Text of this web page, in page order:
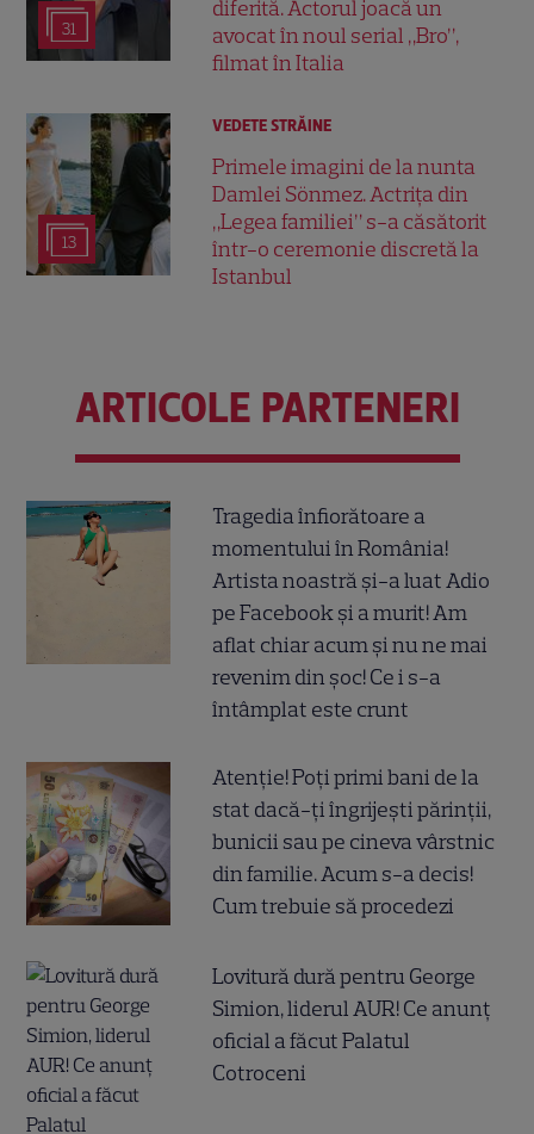
31
diferită. Actorul joacă un
avocat în noul serial „Bro”,
filmat în Italia
13
VEDETE STRĂINE
Primele imagini de la nunta
Damlei Sönmez. Actrița din
„Legea familiei” s-a căsătorit
într-o ceremonie discretă la
Istanbul
ARTICOLE PARTENERI
Tragedia înfiorătoare a
momentului în România!
Artista noastră și-a luat Adio
pe Facebook și a murit! Am
aflat chiar acum și nu ne mai
revenim din șoc! Ce i s-a
întâmplat este crunt
Atenție! Poți primi bani de la
stat dacă-ți îngrijești părinții,
bunicii sau pe cineva vârstnic
din familie. Acum s-a decis!
Cum trebuie să procedezi
Lovitură dură pentru George
Simion, liderul AUR! Ce anunț
oficial a făcut Palatul
Cotroceni